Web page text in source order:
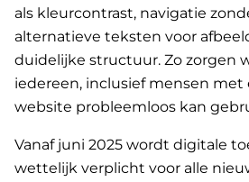
als kleurcontrast, navigatie
alternatieve teksten voor
duidelijke structuur. Zo zorgen
iedereen, inclusief mensen met
website probleemloos kan
Vanaf juni 2025 wordt digitale
wettelijk verplicht voor alle